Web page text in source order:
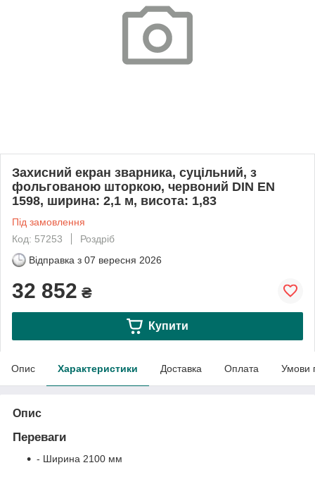
Захисний екран зварника, суцільний, з
фольгованою шторкою, червоний DIN EN
1598, ширина: 2,1 м, висота: 1,83
Під замовлення
Код: 57253
Роздріб
Відправка з 07 вересня 2026
32 852 ₴
Купити
Опис Характеристики Доставка Оплата Умови
Опис
Переваги
- Ширина 2100 мм